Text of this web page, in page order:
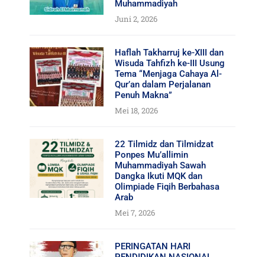
Muhammadiyah
Juni 2, 2026
Haflah Takharruj ke-XIII dan
Wisuda Tahfizh ke-III Usung
Tema “Menjaga Cahaya Al-
Qur’an dalam Perjalanan
Penuh Makna”
Mei 18, 2026
22 Tilmidz dan Tilmidzat
Ponpes Mu’allimin
Muhammadiyah Sawah
Dangka Ikuti MQK dan
Olimpiade Fiqih Berbahasa
Arab
Mei 7, 2026
PERINGATAN HARI